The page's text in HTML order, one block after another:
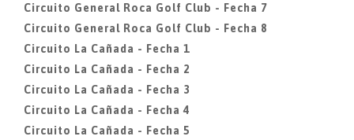
Circuito General Roca Golf Club - Fecha 7
Circuito General Roca Golf Club - Fecha 8
Circuito La Cañada - Fecha 1
Circuito La Cañada - Fecha 2
Circuito La Cañada - Fecha 3
Circuito La Cañada - Fecha 4
Circuito La Cañada - Fecha 5